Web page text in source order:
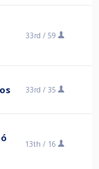
33rd / 59
33rd / 35
13th / 16